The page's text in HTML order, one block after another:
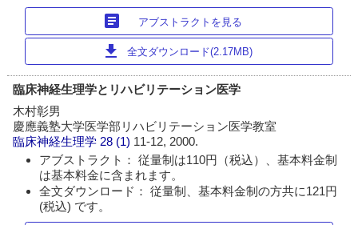
article アブストラクトを見る
download 全文ダウンロード(2.17MB)
臨床神経生理学とリハビリテーション医学
木村彰男
慶應義塾大学医学部リハビリテーション医学教室
臨床神経生理学 28 (1) 11-12, 2000.
アブストラクト： 従量制は110円（税込）、基本料金制
は基本料金に含まれます。
全文ダウンロード： 従量制、基本料金制の方共に121円
(税込) です。